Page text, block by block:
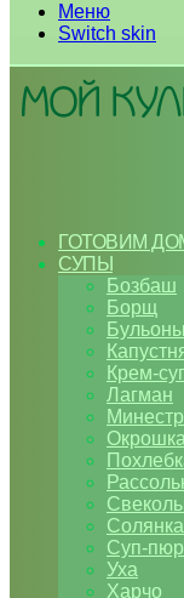
Меню
Switch skin
ГОТОВИМ
СУПЫ
Бозбаш
Борщ
Бульоны
Крем-
Лагман
Окрошка
Солянка
Суп-
Уха
Харчо